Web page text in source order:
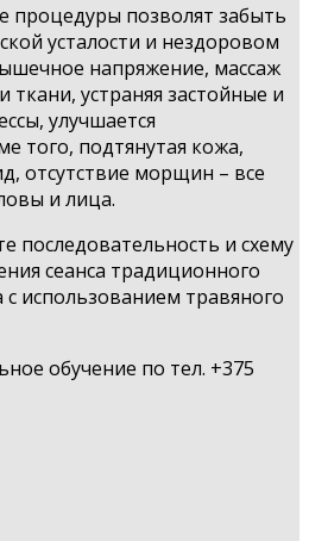
процедуры позволят забыть
усталости и нездоровом
напряжение, массаж
ткани, устраняя застойные и
улучшается
того, подтянутая кожа,
отсутствие морщин – все
и лица.
последовательность и схему
сеанса традиционного
с использованием травяного
обучение по тел. +375